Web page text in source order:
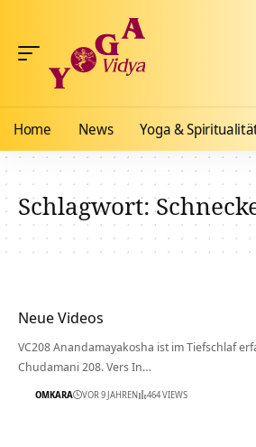
Home News Yoga &
Schlagwort:
Neue Videos
VC208 Anandamayakosha ist im Tiefschlaf
Chudamani 208. Vers In…
OMKARA VOR 9 JAHREN 464 VIEWS